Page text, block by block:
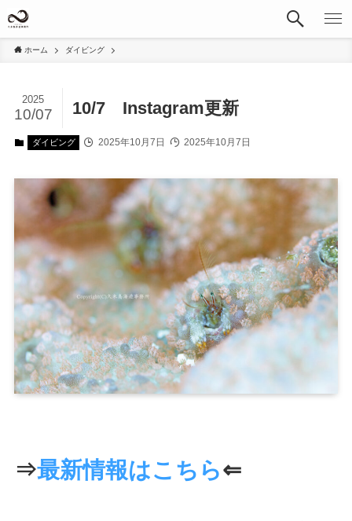
ホーム ダイビング
10/7 Instagram更新
2025
10/07
ダイビング 2025年10月7日 2025年10月7日
⇒最新情報はこちら⇐